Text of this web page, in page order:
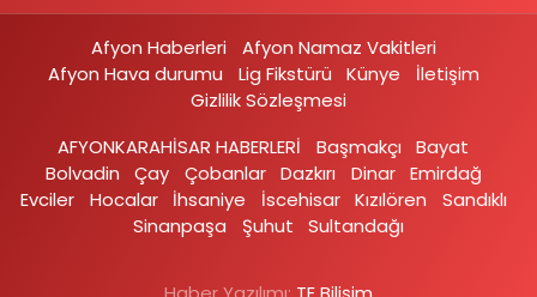
Afyon Haberleri
Afyon Namaz Vakitleri
Afyon Hava durumu
Lig Fikstürü Künye
İletişim
Gizlilik Sözleşmesi
AFYONKARAHİSAR HABERLERİ
Başmakçı
Bayat
Bolvadin
Çay Çobanlar Dazkırı Dinar Emirdağ‎
Evciler‎
Hocalar İhsaniye‎ İscehisar Kızılören‎
Sandıklı‎
Sinanpaşa
Şuhut Sultandağı